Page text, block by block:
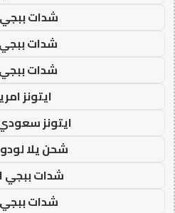
شدات ببجي
شدات
شدات
ايتونز
ايتونز
شحن يلا
شدات ببجي
شدات ببجي